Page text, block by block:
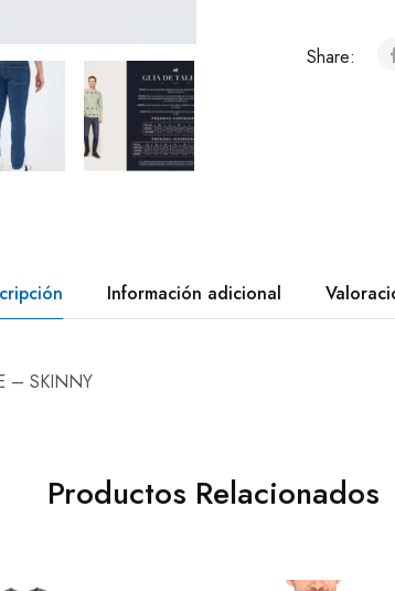
Share:
Información adicional
– SKINNY
Productos Relacionados